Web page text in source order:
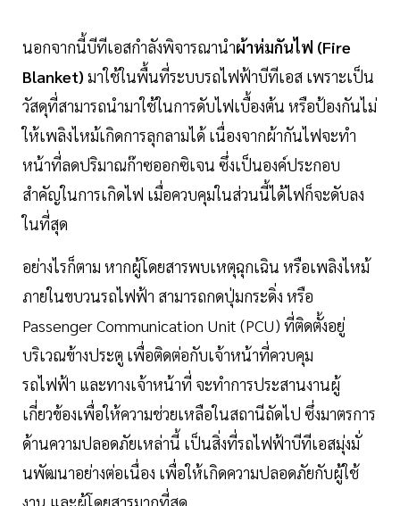
นอกจากนี้บีทีเอสกำลังพิจารณานำผ้าห่มกันไฟ (Fire
Blanket) มาใช้ในพื้นที่ระบบรถไฟฟ้าบีทีเอส เพราะเป็น
วัสดุที่สามารถนำมาใช้ในการดับไฟเบื้องต้น หรือป้องกันไม่
ให้เพลิงไหม้เกิดการลุกลามได้ เนื่องจากผ้ากันไฟจะทำ
หน้าที่ลดปริมาณก๊าซออกซิเจน ซึ่งเป็นองค์ประกอบ
สำคัญในการเกิดไฟ เมื่อควบคุมในส่วนนี้ได้ไฟก็จะดับลง
ในที่สุด
อย่างไรก็ตาม หากผู้โดยสารพบเหตุฉุกเฉิน หรือเพลิงไหม้
ภายในขบวนรถไฟฟ้า สามารถกดปุ่มกระดิ่ง หรือ
Passenger Communication Unit (PCU) ที่ติดตั้งอยู่
บริเวณข้างประตู เพื่อติดต่อกับเจ้าหน้าที่ควบคุม
รถไฟฟ้า และทางเจ้าหน้าที่ จะทำการประสานงานผู้
เกี่ยวข้องเพื่อให้ความช่วยเหลือในสถานีถัดไป ซึ่งมาตรการ
ด้านความปลอดภัยเหล่านี้ เป็นสิ่งที่รถไฟฟ้าบีทีเอสมุ่งมั่
นพัฒนาอย่างต่อเนื่อง เพื่อให้เกิดความปลอดภัยกับผู้ใช้